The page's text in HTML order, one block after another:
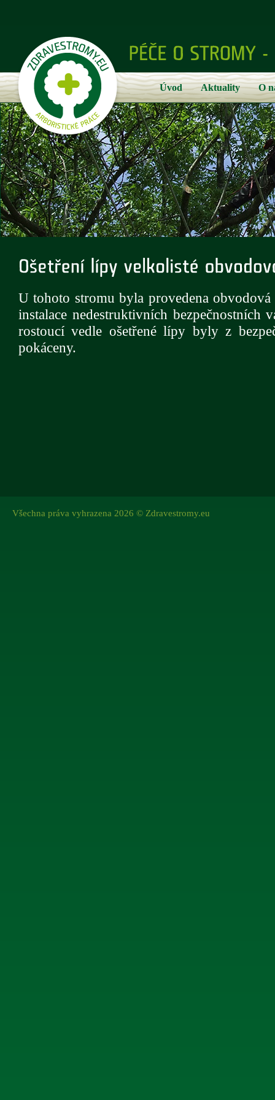
U tohoto stromu byla provedena
instalace nedestruktivních bezpečnostních
rostoucí vedle ošetřené lípy byly z
pokáceny.
Úvod Aktuality O
Všechna práva vyhrazena 2026 © Zdravestromy.eu